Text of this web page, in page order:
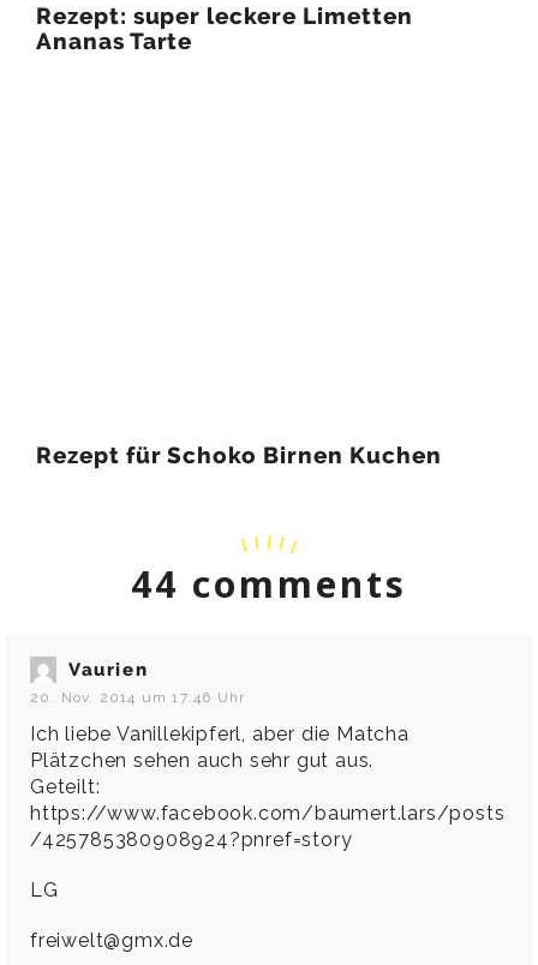
Rezept: super leckere Limetten
Ananas Tarte
Rezept für Schoko Birnen Kuchen
44 comments
Vaurien
20. Nov. 2014 um 17:46 Uhr
Ich liebe Vanillekipferl, aber die Matcha
Plätzchen sehen auch sehr gut aus.
Geteilt:
https://www.facebook.com/baumert.lars/posts
/425785380908924?pnref=story
LG
freiwelt@gmx.de